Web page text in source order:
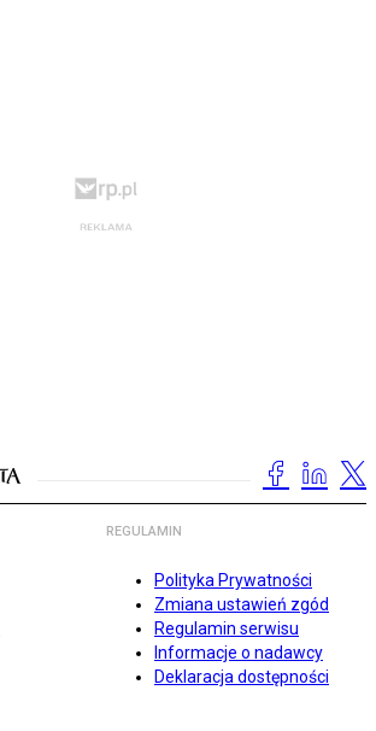
REGULAMIN
Polityka Prywatności
Zmiana ustawień zgód
Regulamin serwisu
Informacje o nadawcy
Deklaracja dostępności